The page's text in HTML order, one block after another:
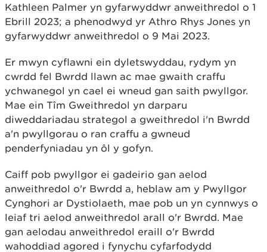
Kathleen Palmer yn gyfarwyddwr anweithredol o 1
Ebrill 2023; a phenodwyd yr Athro Rhys Jones yn
gyfarwyddwr anweithredol o 9 Mai 2023.
Er mwyn cyflawni ein dyletswyddau, rydym yn
cwrdd fel Bwrdd llawn ac mae gwaith craffu
ychwanegol yn cael ei wneud gan saith pwyllgor.
Mae ein Tîm Gweithredol yn darparu
diweddariadau strategol a gweithredol i'n Bwrdd
a'n pwyllgorau o ran craffu a gwneud
penderfyniadau yn ôl y gofyn.
Caiff pob pwyllgor ei gadeirio gan aelod
anweithredol o'r Bwrdd a, heblaw am y Pwyllgor
Cynghori ar Dystiolaeth, mae pob un yn cynnwys o
leiaf tri aelod anweithredol arall o'r Bwrdd. Mae
gan aelodau anweithredol eraill o'r Bwrdd
wahoddiad agored i fynychu cyfarfodydd